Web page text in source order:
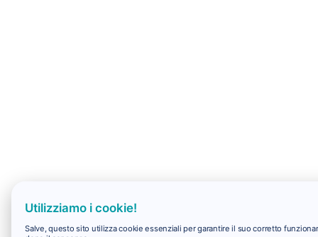
Utilizziamo i cookie!
Salve, questo sito utilizza cookie essenziali per garantire il suo corretto